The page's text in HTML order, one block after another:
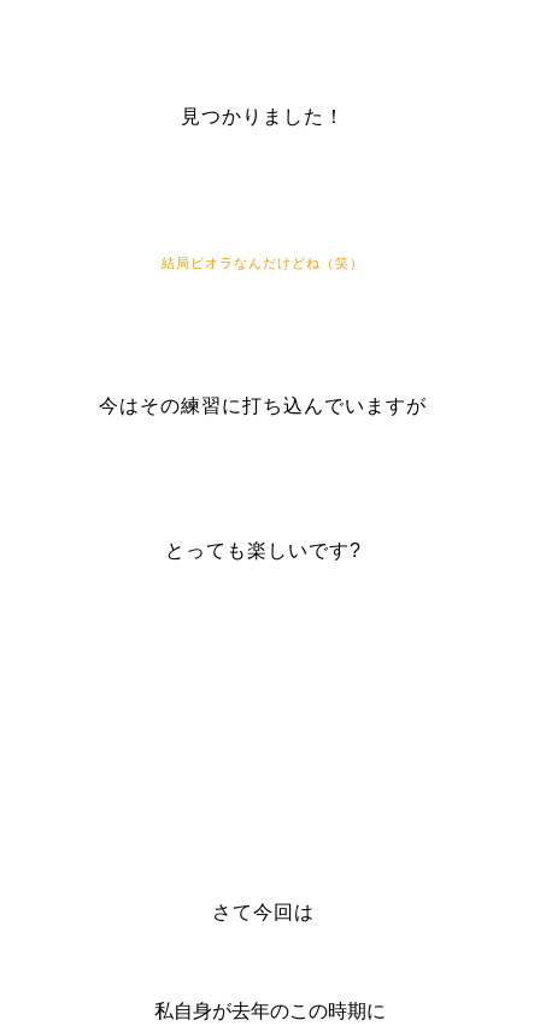
見つかりました！
結局ビオラなんだけどね（笑）
今はその練習に打ち込んでいますが
とっても楽しいです?
さて今回は
私自身が去年のこの時期に